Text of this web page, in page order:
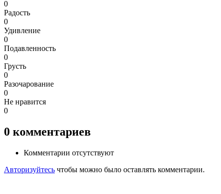
0
Радость
0
Удивление
0
Подавленность
0
Грусть
0
Разочарование
0
Не нравится
0
0 комментариев
Комментарии отсутствуют
Авторизуйтесь чтобы можно было оставлять комментарии.